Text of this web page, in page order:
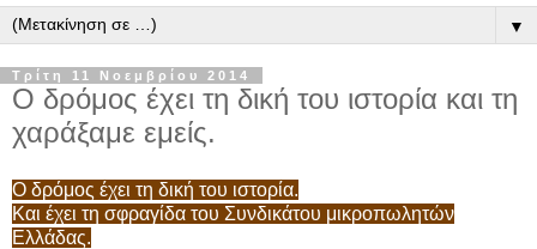
▼
Τρίτη 11 Νοεμβρίου 2014
Ο δρόμος έχει τη δική του ιστορία και τη
χαράξαμε εμείς.
Ο δρόμος έχει τη δική του ιστορία.
Και έχει τη σφραγίδα του Συνδικάτου μικροπωλητών
Ελλάδας.